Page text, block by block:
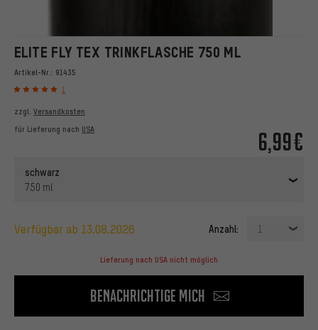
ELITE FLY TEX TRINKFLASCHE 750 ML
Artikel-Nr.: 91435
1
6,99€
zzgl. Versandkosten
für Lieferung nach USA
schwarz
750 ml
verfügbar ab 13.08.2026 Anzahl: 1
Lieferung nach USA nicht möglich
Benachrichtige mich